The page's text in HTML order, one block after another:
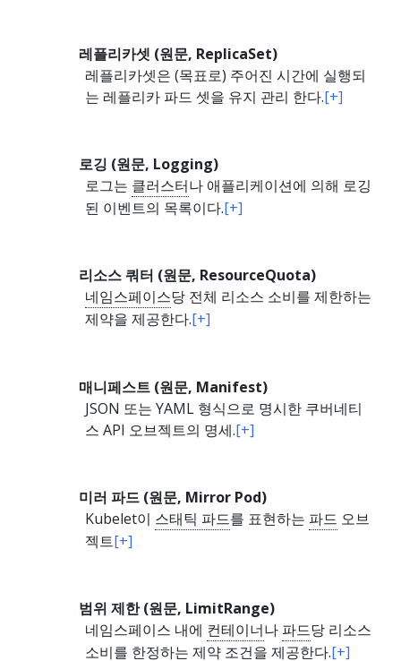
레플리카셋 (원문, ReplicaSet)
레플리카셋은 (목표로) 주어진 시간에 실행되
는 레플리카 파드 셋을 유지 관리 한다.[+]
로깅 (원문, Logging)
로그는 클러스터나 애플리케이션에 의해 로깅
된 이벤트의 목록이다.[+]
리소스 쿼터 (원문, ResourceQuota)
네임스페이스당 전체 리소스 소비를 제한하는
제약을 제공한다.[+]
매니페스트 (원문, Manifest)
JSON 또는 YAML 형식으로 명시한 쿠버네티
스 API 오브젝트의 명세.[+]
미러 파드 (원문, Mirror Pod)
Kubelet이 스태틱 파드를 표현하는 파드 오브
젝트[+]
범위 제한 (원문, LimitRange)
네임스페이스 내에 컨테이너나 파드당 리소스
소비를 한정하는 제약 조건을 제공한다.[+]